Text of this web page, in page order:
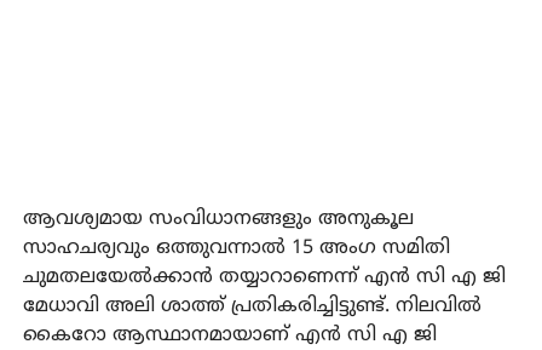
ആവശ്യമായ സംവിധാനങ്ങളും അനുകൂല
സാഹചര്യവും ഒത്തുവന്നാല്‍ 15 അംഗ സമിതി
ചുമതലയേല്‍ക്കാന്‍ തയ്യാറാണെന്ന് എന്‍ സി എ ജി
മേധാവി അലി ശാത്ത് പ്രതികരിച്ചിട്ടുണ്ട്. നിലവില്‍
കൈറോ ആസ്ഥാനമായാണ് എന്‍ സി എ ജി